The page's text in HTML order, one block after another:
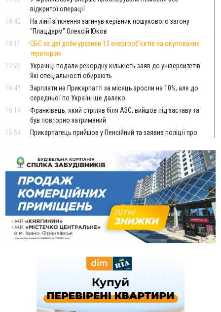
відкритої операції
18:42
На лінії зіткнення загинув керівник пошукового загону
"Плацдарм" Олексій Юков
18:11
СБС за дві доби уразили 13 енергооб'єктів на окупованих
територіях
17:20
Українці подали рекордну кількість заяв до університетів.
Які спеціальності обирають
16:43
Зарплати на Прикарпатті за місяць зросли на 10%, але до
середньої по Україні ще далеко
16:14
Франківець, який стріляв біля АЗС, вийшов під заставу та
був повторно затриманий
15:54
Прикарпатець прийшов у Пенсійний та заявив поліції про
14:59
У Болгарії затримали прикарпатця, який виготовляв
наркотики для міжнародного синдикату
14:47
Стефанішина отримала нову підозру. Їй обирають
запобіжний захід
14:02
«Пілот з Лондона» видурив у жительки Коломийщини
майже 64 тисячі гривень
13:13
У четвер на Прикарпатті очікується сильна спека до 39°
13:00
На Снятинщині спіймали чоловіка, який зливав з цистерни
У МОЗ змінили підхід до госпіталізації та оновили правила
роботи стаціонарів
На межі Прикарпаття і Тернопільщини невідомі засипали
русло Золотої Липи та облаштували переправу
У Франківську та Яремче зафіксували нові температурні